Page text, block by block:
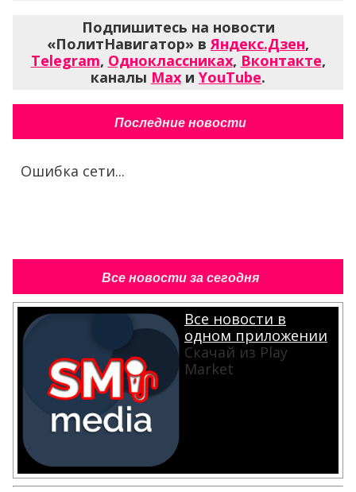
Подпишитесь на новости
«ПолитНавигатор» вЯндекс.Дзен,
Telegram, Одноклассниках, Вконтакте,
каналы Max и YouTube.
Последние новости
Ошибка сети...
Все новости за сегодня
Все новости в
одном приложении
Скачай из Play
Market